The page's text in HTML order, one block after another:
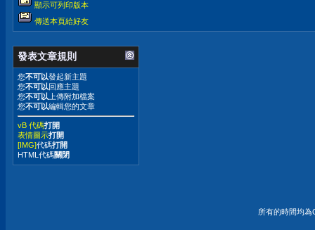
顯示可列印版本
傳送本頁給好友
發表文章規則
您不可以發起新主題
您不可以回應主題
您不可以 上傳附加檔案
您不可以編輯您的文章
vB 代碼打開
表情圖示打開
[IMG]代碼打開
HTML代碼關閉
所有的時間均為